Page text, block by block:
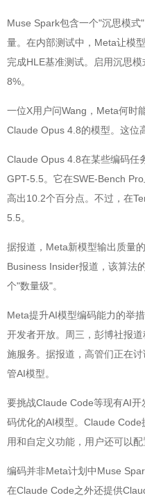
Muse Spark包含一个"沉思模
量。在内部测试中，Meta让模
完成HLE基准测试。启用沉思
8%。
一位X用户问Wang，Meta何时
Claude Opus 4.8的模型。这位
Claude Opus 4.8在某些编码任
GPT-5.5。它在SWE-Bench
高出10.2个百分点。不过，在
5.5。
据报道，Meta新模型输出质量
Business Insider报道，该算法
个"数量级"。
Meta提升AI模型编码能力的举
开发者开放。周三，彭博社报
施服务。据报道，高管们正在
管AI模型。
要挑战Claude Code等现有AI
码优化的AI模型。Claude
用和自定义功能，用户还可以
编码并非Meta计划中Muse
在Claude Code之外还提供